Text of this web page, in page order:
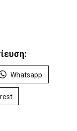
Whatsapp